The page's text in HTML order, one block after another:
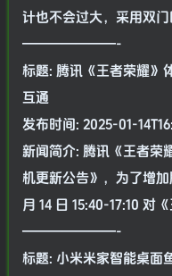
计也不会过大，采用双门
———————-
标题: 腾讯《王者荣耀》
互通
发布时间: 2025-01-
新闻简介: 腾讯《王者荣
机更新公告》，为了增
月 14 日 15:40-17:10 对
———————-
标题: 小米米家智能桌面